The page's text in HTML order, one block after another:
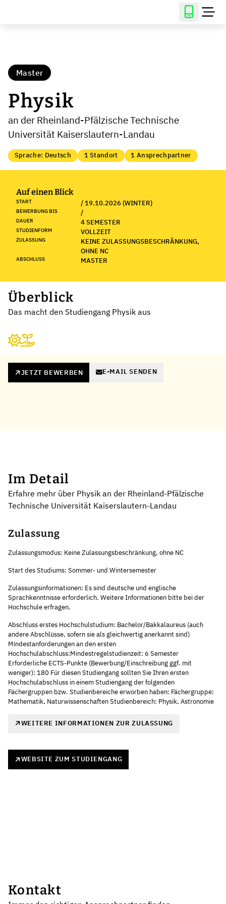
Master
Physik
an der Rheinland-Pfälzische Technische
Universität Kaiserslautern-Landau
Sprache: Deutsch 1 Standort 1 Ansprechpartner
Auf einen Blick
START / 19.10.2026 (WINTER)
BEWERBUNG BIS /
DAUER 4 SEMESTER
STUDIENFORM VOLLZEIT
ZULASSUNG
KEINE ZULASSUNGSBESCHRÄNKUNG,
OHNE NC
ABSCHLUSS MASTER
Überblick
Das macht den Studiengang Physik aus
JETZT BEWERBEN E-MAIL SENDEN
Im Detail
Erfahre mehr über Physik an der Rheinland-Pfälzische
Technische Universität Kaiserslautern-Landau
Zulassung
Zulassungsmodus: Keine Zulassungsbeschränkung, ohne NC
Start des Studiums: Sommer- und Wintersemester
Zulassungsinformationen: Es sind deutsche und englische
Sprachkenntnisse erforderlich. Weitere Informationen bitte bei der
Hochschule erfragen.
Abschluss erstes Hochschulstudium: Bachelor/Bakkalaureus (auch
andere Abschlüsse, sofern sie als gleichwertig anerkannt sind)
Mindestanforderungen an den ersten
Hochschulabschluss:Mindestregelstudienzeit: 6 Semester
Erforderliche ECTS-Punkte (Bewerbung/Einschreibung ggf. mit
weniger): 180 Für diesen Studiengang sollten Sie Ihren ersten
Hochschulabschluss in einem Studiengang der folgenden
Fächergruppen bzw. Studienbereiche erworben haben: Fächergruppe:
Mathematik, Naturwissenschaften Studienbereich: Physik, Astronomie
WEITERE INFORMATIONEN ZUR ZULASSUNG
WEBSITE ZUM STUDIENGANG
Kontakt